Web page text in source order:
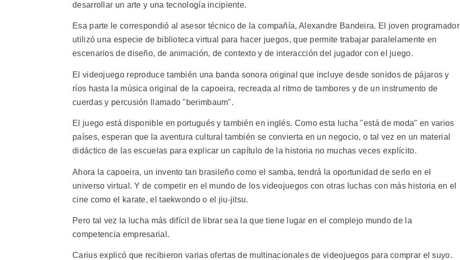
desarrollar un arte y una tecnología incipiente.
Esa parte le correspondió al asesor técnico de la compañía, Alexandre Bandeira. El joven programador
utilizó una especie de biblioteca virtual para hacer juegos, que permite trabajar paralelamente en
escenarios de diseño, de animación, de contexto y de interacción del jugador con el juego.
El videojuego reproduce también una banda sonora original que incluye desde sonidos de pájaros y
ríos hasta la música original de la capoeira, recreada al ritmo de tambores y de un instrumento de
cuerdas y percusión llamado "berimbaum".
El juego está disponible en portugués y también en inglés. Como esta lucha "está de moda" en varios
países, esperan que la aventura cultural también se convierta en un negocio, o tal vez en un material
didáctico de las escuelas para explicar un capítulo de la historia no muchas veces explícito.
Ahora la capoeira, un invento tan brasileño como el samba, tendrá la oportunidad de serlo en el
universo virtual. Y de competir en el mundo de los videojuegos con otras luchas con más historia en el
cine como el karate, el taekwondo o el jiu-jitsu.
Pero tal vez la lucha más difícil de librar sea la que tiene lugar en el complejo mundo de la
competencia empresarial.
Carius explicó que recibieron varias ofertas de multinacionales de videojuegos para comprar el suyo.